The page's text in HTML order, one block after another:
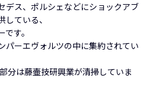
デス、ポルシェなどにショックアブ
ている、
す。
パーエヴォルツの中に集約されてい
分は藤壷技研興業が清掃していま